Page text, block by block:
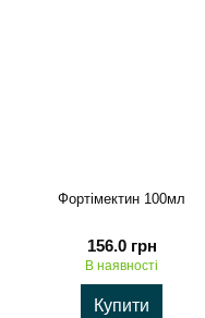
Фортімектин 100мл
156.0 грн
В наявності
Купити